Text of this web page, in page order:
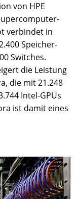
von HPE
verbindet in
Speicher-
Switches.
die Leistung
die mit 21.248
Intel-GPUs
ist damit eines